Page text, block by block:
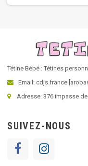
Tétine Bébé : Tétines
Email: cdjs.france
Adresse: 376 impasse
SUIVEZ-NOUS